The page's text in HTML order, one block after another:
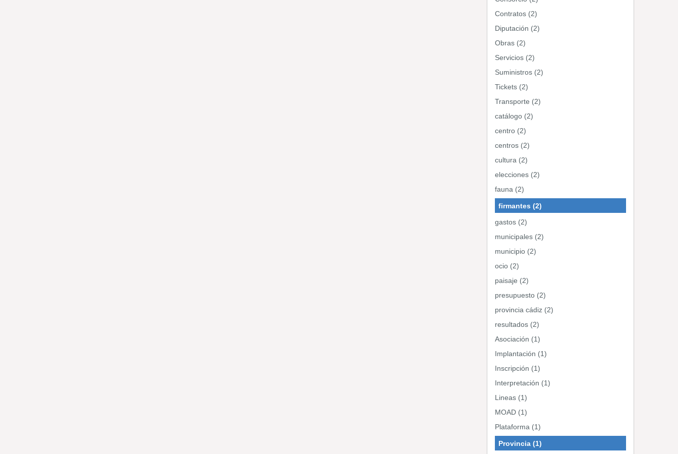
Contratos (2)
Diputación (2)
Obras (2)
Servicios (2)
Suministros (2)
Tickets (2)
Transporte (2)
catálogo (2)
centro (2)
centros (2)
cultura (2)
elecciones (2)
fauna (2)
firmantes (2)
gastos (2)
municipales (2)
municipio (2)
ocio (2)
paisaje (2)
presupuesto (2)
provincia cádiz (2)
resultados (2)
Asociación (1)
Implantación (1)
Inscripción (1)
Interpretación (1)
Lineas (1)
MOAD (1)
Plataforma (1)
Provincia (1)